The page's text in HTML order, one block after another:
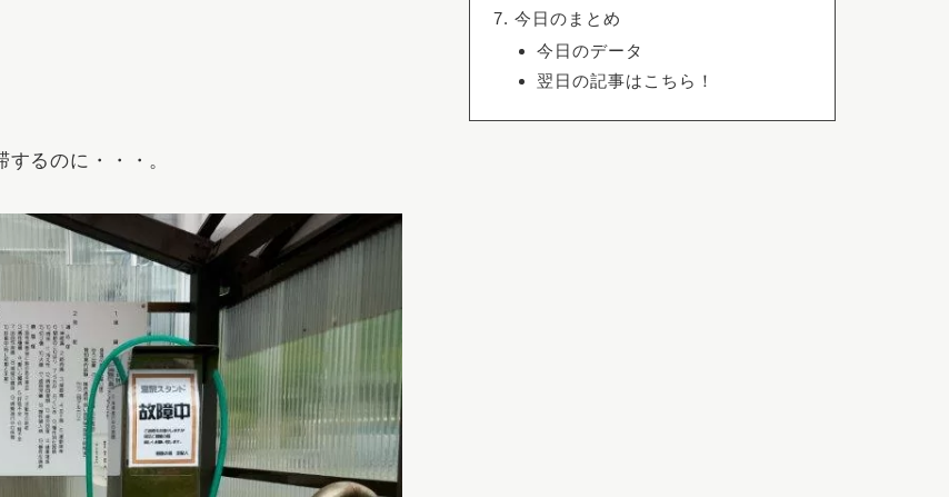
るのに・・・。
今日のまとめ
今日のデータ
翌日の記事はこちら！